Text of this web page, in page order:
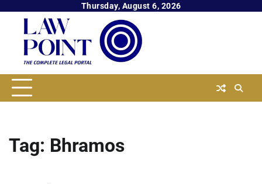
content
Thursday, August 6, 2026
Tag: Bhramos